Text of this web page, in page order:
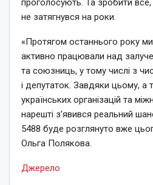
проголосують. Та зробити
не затягнувся на роки.
«Протягом останнього року
активно працювали над
та союзниць, у тому числі з
і депутаток. Завдяки цьому, а
українських організацій та
нарешті з’явився реальний
5488 буде розглянуто вже
Ольга Полякова.
Джерело